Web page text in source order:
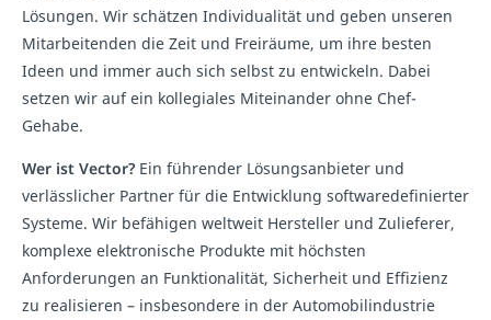
Lösungen. Wir schätzen Individualität und geben unseren
Mitarbeitenden die Zeit und Freiräume, um ihre besten
Ideen und immer auch sich selbst zu entwickeln. Dabei
setzen wir auf ein kollegiales Miteinander ohne Chef-
Gehabe.
Wer ist Vector? Ein führender Lösungsanbieter und
verlässlicher Partner für die Entwicklung softwaredefinierter
Systeme. Wir befähigen weltweit Hersteller und Zulieferer,
komplexe elektronische Produkte mit höchsten
Anforderungen an Funktionalität, Sicherheit und Effizienz
zu realisieren – insbesondere in der Automobilindustrie